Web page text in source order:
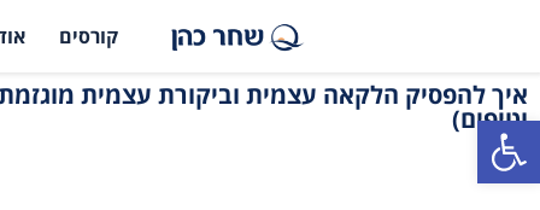
פתח סרגל נגישות
קורסים
וטיפים)